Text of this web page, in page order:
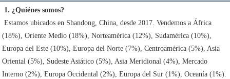
1. ¿Quiénes somos?
(18%), Oriente Medio (18%), Norteamérica (12%), Sudamérica (10%),
Europa del Este (10%), Europa del Norte (7%), Centroamérica (5%), Asia
Oriental (5%), Sudeste Asiático (5%), Asia Meridional (4%), Mercado
Interno (2%), Europa Occidental (2%), Europa del Sur (1%), Oceanía (1%).